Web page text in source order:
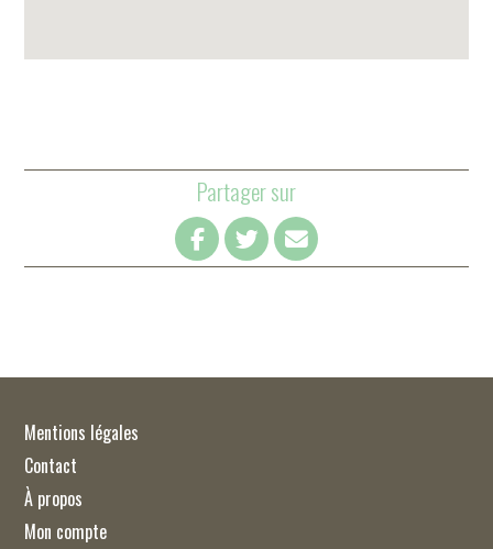
Partager sur
Mentions légales
Contact
À propos
Mon compte